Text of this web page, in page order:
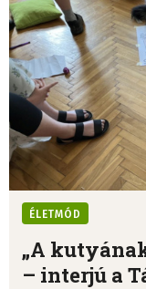
ÉLETMÓD
„A
– interjú a